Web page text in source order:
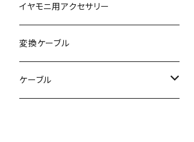
イヤモニ用アクセサリー
変換ケーブル
ケーブル